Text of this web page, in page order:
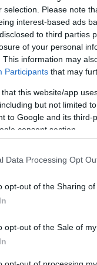
selection. Please note
interest-based ads
to third parties
of your personal
This information may
Participants that may
that this website/app
but not limited
to Google and its
consent section.
Data Processing Opt
opt-out of the Sharing of
opt-out of the Sale of
Αγροτικά
Μαΐ 2026 08:22
και
Αγροτικά
για την